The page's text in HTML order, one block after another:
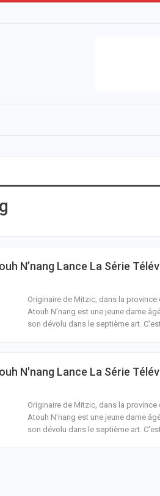
N’nang Lance La Série
Originaire de Mitzic, dans la
Atouh N'nang est une jeune dame
son dévolu dans le septième art.
N'nang Lance La Série
Originaire de Mitzic, dans la
Atouh N'nang est une jeune dame
son dévolu dans le septième art.